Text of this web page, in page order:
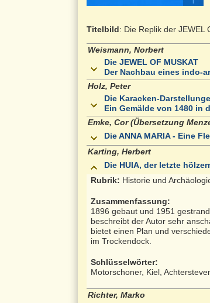
Titelbild: Die Replik der JEWEL
Weismann, Norbert
Die JEWEL OF MUSKAT
Der Nachbau eines indo-
Holz, Peter
Die Karacken-
Ein Gemälde von 1480 in
Emke, Cor (Übersetzung
Die ANNA MARIA - Eine
Karting, Herbert
Die HUIA, der letzte
Rubrik: Historie und
Zusammenfassung:
1896 gebaut und 1951
beschreibt der Autor sehr
bietet einen Plan und
im Trockendock.
Schlüsselwörter:
Motorschoner, Kiel,
Richter, Marko